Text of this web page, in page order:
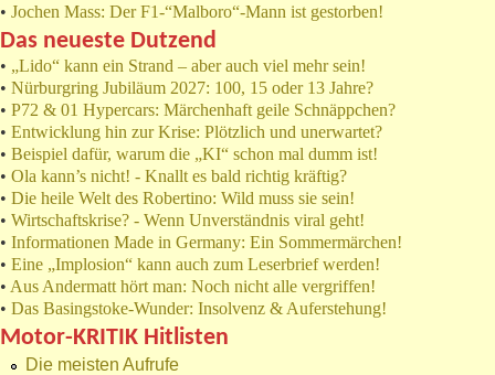
• Jochen Mass: Der F1-“Malboro“-Mann ist gestorben!
Das neueste Dutzend
• „Lido“ kann ein Strand – aber auch viel mehr sein!
• Nürburgring Jubiläum 2027: 100, 15 oder 13 Jahre?
• P72 & 01 Hypercars: Märchenhaft geile Schnäppchen?
• Entwicklung hin zur Krise: Plötzlich und unerwartet?
• Beispiel dafür, warum die „KI“ schon mal dumm ist!
• Ola kann’s nicht! - Knallt es bald richtig kräftig?
• Die heile Welt des Robertino: Wild muss sie sein!
• Wirtschaftskrise? - Wenn Unverständnis viral geht!
• Informationen Made in Germany: Ein Sommermärchen!
• Eine „Implosion“ kann auch zum Leserbrief werden!
• Aus Andermatt hört man: Noch nicht alle vergriffen!
• Das Basingstoke-Wunder: Insolvenz & Auferstehung!
Motor-KRITIK Hitlisten
Die meisten Aufrufe